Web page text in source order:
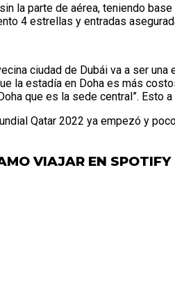
la parte de aérea, teniendo
4 estrellas y entradas
ciudad de Dubái va a ser
la estadía en Doha es más
que es la sede central”. Esto
Qatar 2022 ya empezó y
VIAJAR EN SPOTIFY